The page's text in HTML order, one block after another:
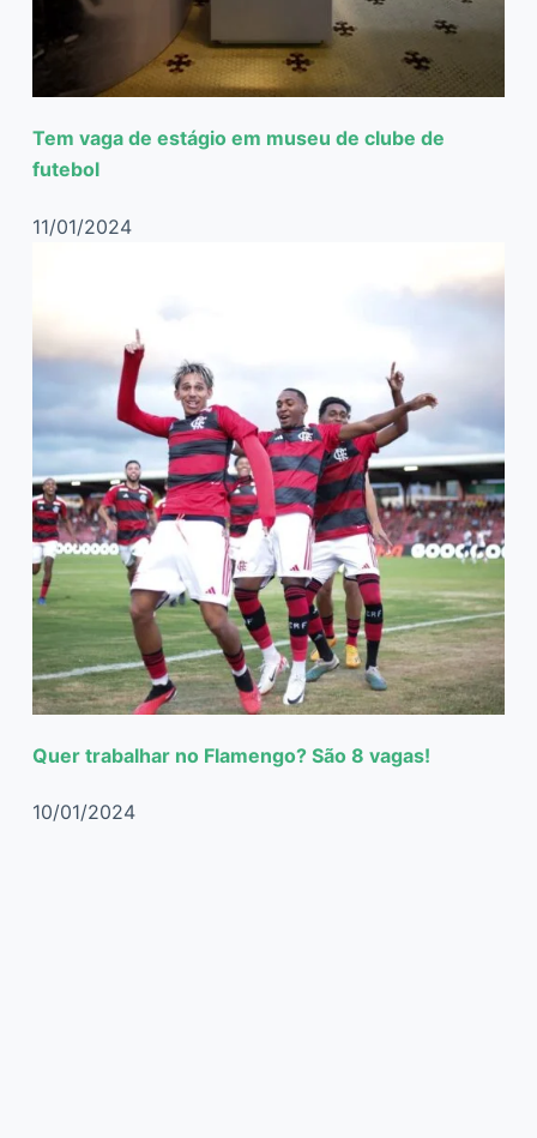
Tem vaga de estágio em museu de clube de
futebol
11/01/2024
Quer trabalhar no Flamengo? São 8 vagas!
10/01/2024